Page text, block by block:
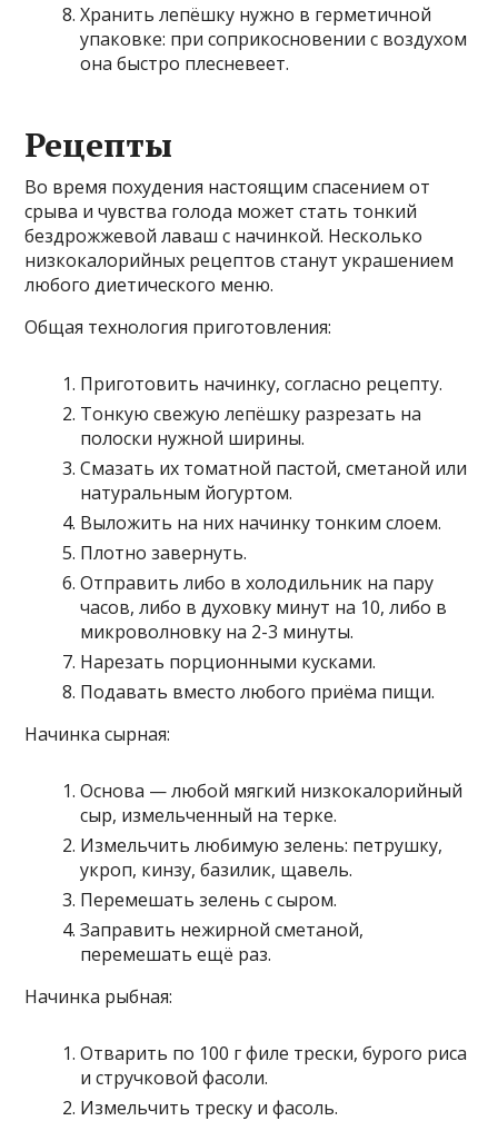
Хранить лепёшку нужно в герметичной
упаковке: при соприкосновении с воздухом
она быстро плесневеет.
Рецепты
Во время похудения настоящим спасением от
срыва и чувства голода может стать тонкий
бездрожжевой лаваш с начинкой. Несколько
низкокалорийных рецептов станут украшением
любого диетического меню.
Общая технология приготовления:
Приготовить начинку, согласно рецепту.
Тонкую свежую лепёшку разрезать на
полоски нужной ширины.
Смазать их томатной пастой, сметаной или
натуральным йогуртом.
Выложить на них начинку тонким слоем.
Плотно завернуть.
Отправить либо в холодильник на пару
часов, либо в духовку минут на 10, либо в
микроволновку на 2-3 минуты.
Нарезать порционными кусками.
Подавать вместо любого приёма пищи.
Начинка сырная:
Основа — любой мягкий низкокалорийный
сыр, измельченный на терке.
Измельчить любимую зелень: петрушку,
укроп, кинзу, базилик, щавель.
Перемешать зелень с сыром.
Заправить нежирной сметаной,
перемешать ещё раз.
Начинка рыбная:
Отварить по 100 г филе трески, бурого риса
и стручковой фасоли.
Измельчить треску и фасоль.